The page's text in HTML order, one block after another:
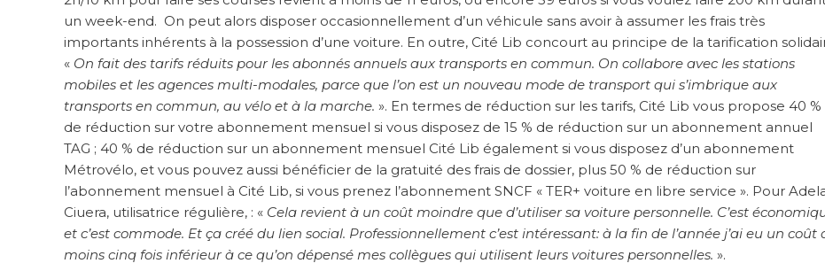
un week-end. On peut alors disposer occasionnellement d’un véhicule sans avoir à assumer les frais très
importants inhérents à la possession d’une voiture. En outre, Cité Lib concourt au principe de la tarification
« On fait des tarifs réduits pour les abonnés annuels aux transports en commun. On collabore avec les stations
mobiles et les agences multi-modales, parce que l’on est un nouveau mode de transport qui s’imbrique aux
transports en commun, au vélo et à la marche. ». En termes de réduction sur les tarifs, Cité Lib vous propose 40 %
de réduction sur votre abonnement mensuel si vous disposez de 15 % de réduction sur un abonnement annuel
TAG ; 40 % de réduction sur un abonnement mensuel Cité Lib également si vous disposez d’un abonnement
Métrovélo, et vous pouvez aussi bénéficier de la gratuité des frais de dossier, plus 50 % de réduction sur
l’abonnement mensuel à Cité Lib, si vous prenez l’abonnement SNCF « TER+ voiture en libre service ». Pour
Ciuera, utilisatrice régulière, : « Cela revient à un coût moindre que d’utiliser sa voiture personnelle. C’est
et c’est commode. Et ça créé du lien social. Professionnellement c’est intéressant: à la fin de l’année j’ai eu un coût
moins cinq fois inférieur à ce qu’on dépensé mes collègues qui utilisent leurs voitures personnelles. ».